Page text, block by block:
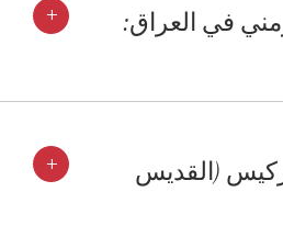
+ في العراق:
+ (القديس